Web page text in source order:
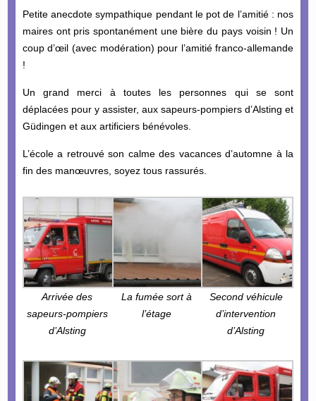
Petite anecdote sympathique pendant le pot de l’amitié : nos
maires ont pris spontanément une bière du pays voisin ! Un
coup d’œil (avec modération) pour l’amitié franco-allemande
!
Un grand merci à toutes les personnes qui se sont
déplacées pour y assister, aux sapeurs-pompiers d’Alsting et
Güdingen et aux artificiers bénévoles.
L’école a retrouvé son calme des vacances d’automne à la
fin des manœuvres, soyez tous rassurés.
Arrivée des
sapeurs-pompiers
d’Alsting
La fumée sort à
l’étage
Second véhicule
d’intervention
d’Alsting